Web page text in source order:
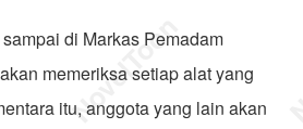
di Markas Pemadam
memeriksa setiap alat yang
itu, anggota yang lain akan